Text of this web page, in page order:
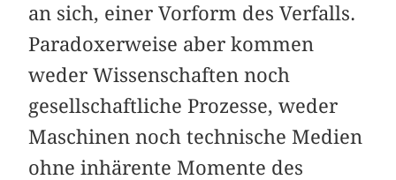
an sich, einer Vorform des Verfalls.
Paradoxerweise aber kommen
weder Wissenschaften noch
gesellschaftliche Prozesse, weder
Maschinen noch technische Medien
ohne inhärente Momente des